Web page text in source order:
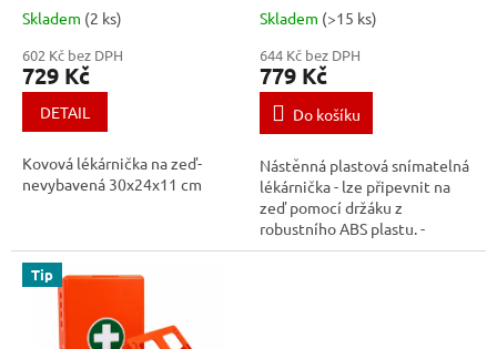
Skladem (2 ks)
602 Kč bez DPH
729 Kč
DETAIL
Kovová lékárnička na zeď-
nevybavená 30x24x11 cm
osob
Skladem (>15 ks)
644 Kč bez DPH
779 Kč
Do košíku
Nástěnná plastová snímatelná
lékárnička - lze připevnit na
zeď pomocí držáku z
robustního ABS plastu. -
Snadno lze z držáku vyjmout a
Tip